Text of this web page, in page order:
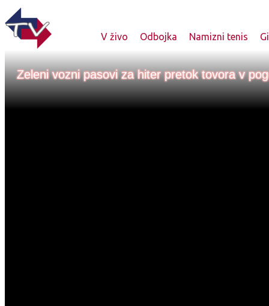
V živo Odbojka Namizni tenis
Zeleni vozni pasovi za hiter pretok tovora v